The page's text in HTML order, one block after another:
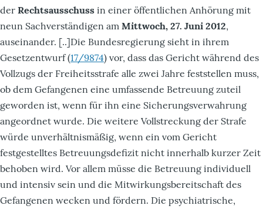
der Rechtsausschuss in einer öffentlichen Anhörung mit
neun Sachverständigen am Mittwoch, 27. Juni 2012,
auseinander. [..]Die Bundesregierung sieht in ihrem
Gesetzentwurf (17/9874) vor, dass das Gericht während des
Vollzugs der Freiheitsstrafe alle zwei Jahre feststellen muss,
ob dem Gefangenen eine umfassende Betreuung zuteil
geworden ist, wenn für ihn eine Sicherungsverwahrung
angeordnet wurde. Die weitere Vollstreckung der Strafe
würde unverhältnismäßig, wenn ein vom Gericht
festgestelltes Betreuungsdefizit nicht innerhalb kurzer Zeit
behoben wird. Vor allem müsse die Betreuung individuell
und intensiv sein und die Mitwirkungsbereitschaft des
Gefangenen wecken und fördern. Die psychiatrische,